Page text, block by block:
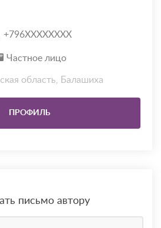
+796XXXXXXXX
Частное лицо
область, Балашиха
ПРОФИЛЬ
письмо автору